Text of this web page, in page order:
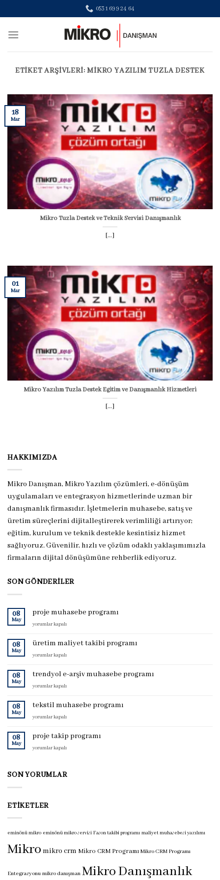
to
content
0531 699 24 64
ETIKET ARŞIVLERI:MIKRO YAZILIM TUZLA DESTEK
Mikro Tuzla Destek ve Teknik Servisi Danışmanlık
[...]
18
Mar
Mikro Yazılım Tuzla Destek Eğitim ve Danışmanlık Hizmetleri
[...]
01
Mar
HAKKIMIZDA
Mikro Danışman, Mikro Yazılım çözümleri, e-dönüşüm
uygulamaları ve entegrasyon hizmetlerinde uzman bir
danışmanlık firmasıdır. İşletmelerin muhasebe, satış ve
üretim süreçlerini dijitalleştirerek verimliliği artırıyor;
eğitim, kurulum ve teknik destekle kesintisiz hizmet
sağlıyoruz. Güvenilir, hızlı ve çözüm odaklı yaklaşımımızla
firmaların dijital dönüşümüne rehberlik ediyoruz.
SON GÖNDERILER
08
May
proje muhasebe programı
proje
programı
yorumlar kapalı
08
May
üretim maliyet takibi programı
üretim
takibi
programı
için
yorumlar kapalı
08
May
trendyol e-arşiv muhasebe programı
trendyol
arşiv
programı
yorumlar kapalı
08
May
tekstil muhasebe programı
tekstil
programı
için
yorumlar kapalı
08
May
proje takip programı
proje
için
yorumlar kapalı
SON YORUMLAR
ETIKETLER
eminönü mikro eminönü mikro servisi Fason takibi programı maliyet muhasebesi yazılımı
Mikro mikro crm Mikro CRM Programı Mikro CRM Programı
Entegrasyonu mikro danışman Mikro Danışmanlık